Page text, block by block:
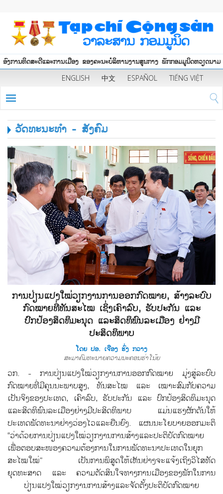
ອົງການທິດສະດີແລະການເມືອງ ຂອງຄະນະບໍລິຫານງານສູນກາງ ພັກກອມມູນິດຫວຽດນາມ
ENGLISH 中文 ESPAÑOL TIẾNG VIỆT
ວັດທະນະທຳ - ສັງຄົມ
ການປ່ຽນແປງໃໝ່ວຽກງານການອອກກົດໝາຍ, ສ້າງລະບົບ
ກົດໝາຍທີ່ທັນສະໄໝ ເຊິ່ງເຄົາລົບ, ຮັບປະກັນ ແລະ
ປົກປ້ອງສິດທິມະນຸດ ແລະສິດທິພົນລະເມືອງ ຢ່າງມີ
ປະສິດທິພາບ
ໂດຍ ປອ. ເຈືອງ ຮົ່ງ ກວາງ
ສະມາຄົມທະນາຍຄວາມນະຄອນຮ່າໂນ້ຍ
ວກ. - ການປ່ຽນແປງໃໝ່ວຽກງານການອອກກົດໝາຍ ມຸ່ງສູ່ລະບົບ
ກົດໝາຍທີ່ມີຄຸນນະພາບສູງ, ທັນສະໄໝ ແລະ ເໝາະສົມກັບຄວາມ
ເປັນຈິງຂອງປະເທດ, ເຄົາລົບ, ຮັບປະກັນ ແລະ ປົກປ້ອງສິດທິມະນຸດ
ແລະສິດທິພົນລະເມືອງຢ່າງມີປະສິດທິພາບ ແມ່ນແຮງຜັກດັນໃຫ້
ປະເທດພັດທະນາຢ່າງວ່ອງໄວແລະຍືນຍົງ. ແຜນນະໂຍບາຍອອກມະຕິ
“ວ່າດ້ວຍການປ່ຽນແປງໃໝ່ວຽກງານການສ້າງແລະປະຕິບັດກົດໝາຍ
ເພື່ອຕອບສະໜອງຄວາມຕ້ອງການໃນການພັດທະນາປະເທດໃນຍຸກ
ສະໄໝໃໝ່” ເປັນການພິສູດໃຫ້ເຫັນຢ່າງຈະແຈ້ງເຖິງວິໄສທັດ
ຍຸດທະສາດ ແລະ ຄວາມຕັດສິນໃຈທາງການເມືອງຂອງພັກໃນການ
ປ່ຽນແປງໃໝ່ວຽກງານການສ້າງແລະຈັດຕັ້ງປະຕິບັດກົດໝາຍ